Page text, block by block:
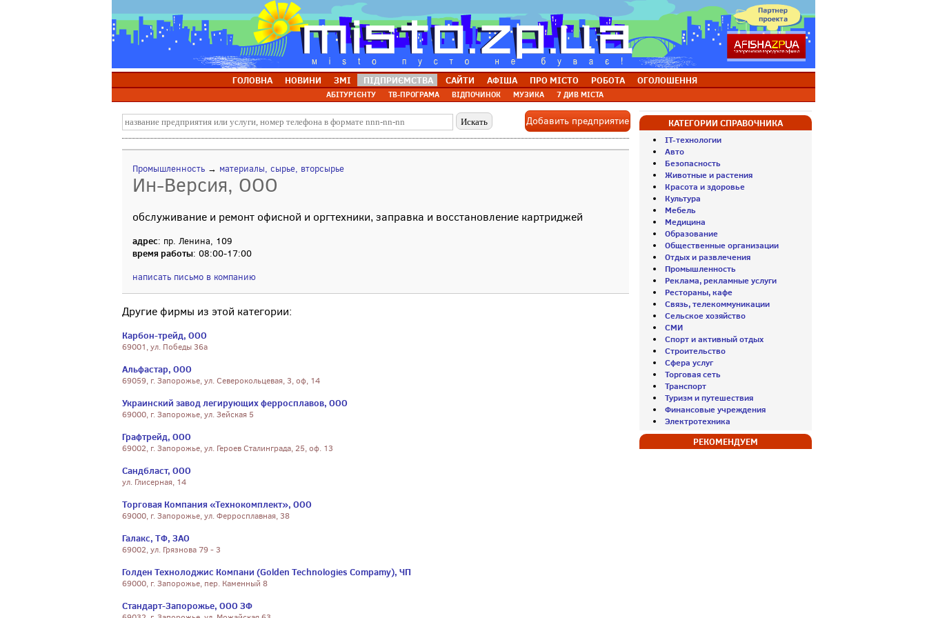
ГОЛОВНА НОВИНИ ЗМІ ПІДПРИЄМСТВА САЙТИ АФІША ПРО МІСТО РОБОТА ОГОЛОШЕННЯ
АБІТУРІЄНТУ ТВ-ПРОГРАМА ВІДПОЧИНОК МУЗИКА 7 ДИВ МІСТА
Добавить предприятие
Промышленность → материалы, сырье, вторсырье
Ин-Версия, ООО
обслуживание и ремонт офисной и оргтехники, заправка и восстановление картриджей
адрес: пр. Ленина, 109
время работы: 08:00-17:00
написать письмо в компанию
Другие фирмы из этой категории:
Карбон-трейд, ООО
69001, ул. Победы 36а
Альфастар, ООО
69059, г. Запорожье, ул. Северокольцевая, 3, оф, 14
Украинский завод легирующих ферросплавов, ООО
69000, г. Запорожье, ул. Зейская 5
Графтрейд, ООО
69002, г. Запорожье, ул. Героев Сталинграда, 25, оф. 13
Сандбласт, ООО
ул. Глисерная, 14
Торговая Компания «Технокомплект», ООО
69000, г. Запорожье, ул. Ферросплавная, 38
Галакс, ТФ, ЗАО
69002, ул. Грязнова 79 - 3
Голден Технолоджиc Компани (Golden Technologies Compamy), ЧП
69000, г. Запорожье, пер. Каменный 8
Стандарт-Запорожье, ООО ЗФ
КАТЕГОРИИ СПРАВОЧНИКА
IT-технологии
Авто
Безопасность
Животные и растения
Красота и здоровье
Культура
Мебель
Медицина
Образование
Общественные организации
Отдых и развлечения
Промышленность
Реклама, рекламные услуги
Рестораны, кафе
Связь, телекоммуникации
Сельское хозяйство
СМИ
Спорт и активный отдых
Строительство
Сфера услуг
Торговая сеть
Транспорт
Туризм и путешествия
Финансовые учреждения
Электротехника
РЕКОМЕНДУЕМ